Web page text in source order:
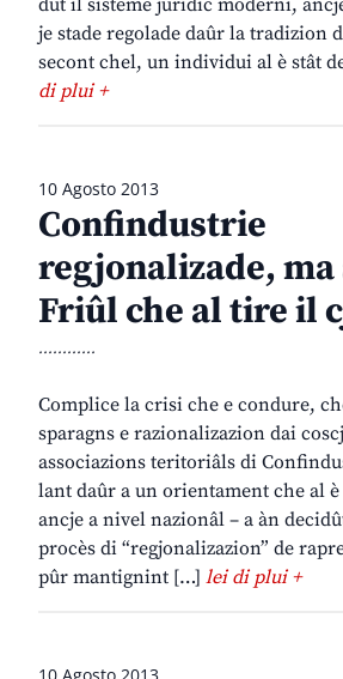
dut il sisteme juridic moderni,
je stade regolade daûr la tradizion
secont chel, un individui al è stât
di plui +
10 Agosto 2013
Confindustrie
regjonalizade, ma
Friûl che al tire il
............
Complice la crisi che e condure,
sparagns e razionalizazion dai
associazions teritoriâls di
lant daûr a un orientament che al
ancje a nivel nazionâl – a àn
procès di “regjonalizazion” de
pûr mantignint […] lei di plui +